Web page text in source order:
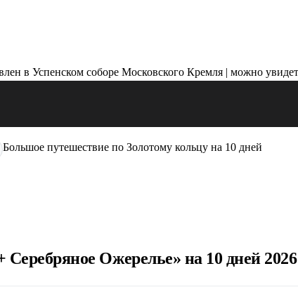
Большое путешествие по Золотому кольцу на 10 дней
Ожерелье» на 10 дней 2026